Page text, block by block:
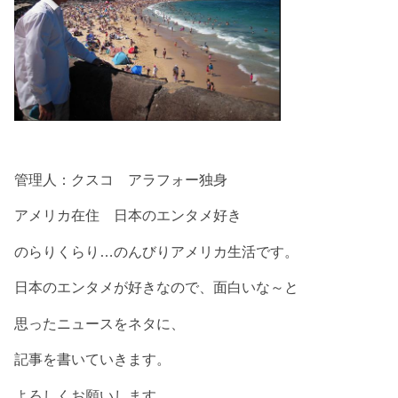
管理人：クスコ アラフォー独身
アメリカ在住 日本のエンタメ好き
のらりくらり…のんびりアメリカ生活です。
日本のエンタメが好きなので、面白いな～と
思ったニュースをネタに、
記事を書いていきます。